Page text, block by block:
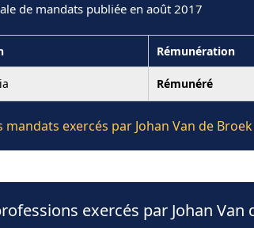
de mandats publiée en août 2017
Rémunération
Rémunéré
exercés par Johan Van de
exercés par Johan Van